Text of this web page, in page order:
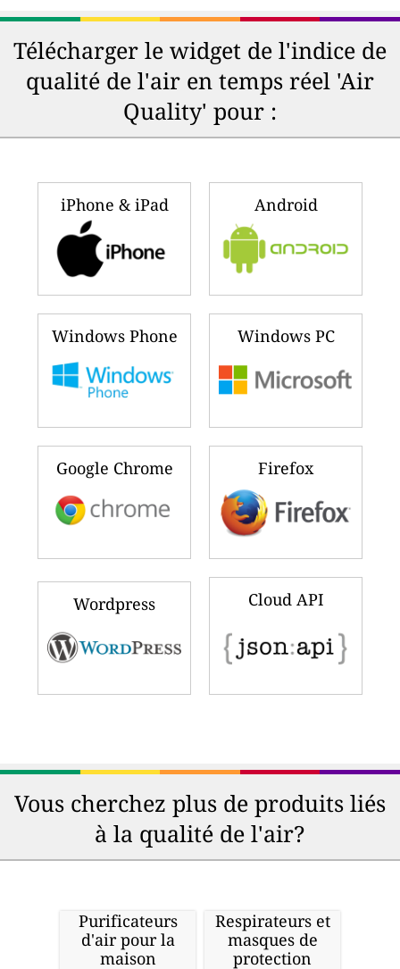
Télécharger le widget de l'indice de
qualité de l'air en temps réel 'Air
Quality' pour :
iPhone & iPad Android
Windows Phone Windows PC
Google Chrome Firefox
Wordpress Cloud API
Vous cherchez plus de produits liés
à la qualité de l'air?
Purificateurs
d'air pour la
maison
Respirateurs et
masques de
protection